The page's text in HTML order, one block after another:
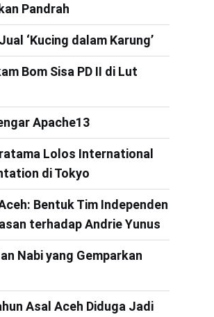
Pandrah
‘Kucing dalam Karung’
Bom Sisa PD II di Lut
Apache13
Lolos International
di Tokyo
Bentuk Tim Independen
terhadap Andrie Yunus
Nabi yang Gemparkan
Asal Aceh Diduga Jadi